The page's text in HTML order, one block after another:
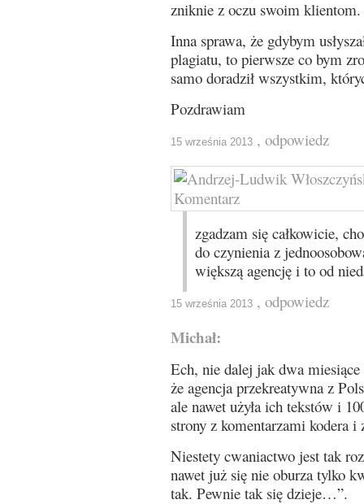
zniknie z oczu swoim klientom.
Inna sprawa, że gdybym
plagiatu, to pierwsze co bym
samo doradził wszystkim,
Pozdrawiam
15 września 2013 , odpowiedz
zgadzam się całkowicie,
do czynienia z
większą agencję i to od
15 września 2013 , odpowiedz
Michał:
Ech, nie dalej jak dwa
że agencja przekreatywna z
ale nawet użyła ich tekstów i
strony z komentarzami kodera
Niestety cwaniactwo jest tak
nawet już się nie oburza tylko
tak. Pewnie tak się dzieje…”.